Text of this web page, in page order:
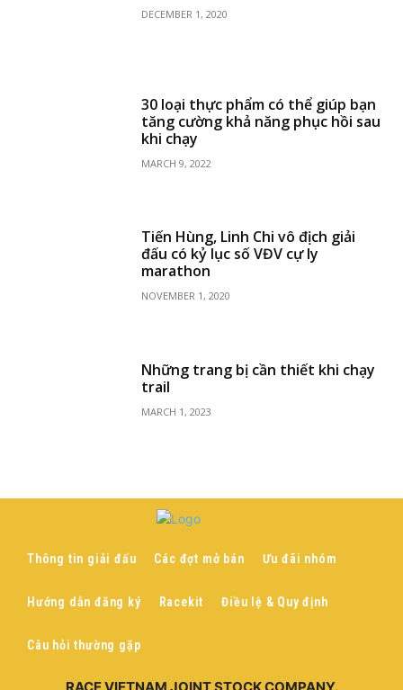
DECEMBER 1, 2020
30 loại thực phẩm có thể giúp bạn
tăng cường khả năng phục hồi sau
khi chạy
MARCH 9, 2022
Tiến Hùng, Linh Chi vô địch giải
đấu có kỷ lục số VĐV cự ly
marathon
NOVEMBER 1, 2020
Những trang bị cần thiết khi chạy
trail
MARCH 1, 2023
Thông tin giải đấu Các đợt mở bán Ưu đãi nhóm
Hướng dẫn đăng ký Racekit Điều lệ & Quy định
Câu hỏi thường gặp